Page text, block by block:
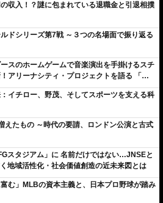
収入！？謎に包まれている退職金と引退相撲
ドシリーズ第7戦 ～３つの名場面で振り返る
スのホームゲームで音楽演出を手掛けるスチ
アリーナシティ・プロジェクトを語る 「楽
。川崎は、ずっと成長曲線だから」
イチロー、野茂、そしてスポーツを支える科
えたもの ～時代の要請、ロンドン公演と古式
スタジアム」に 名前だけではない…JNSEと
地域活性化・社会価値創造の近未来図とは
富む」MLBの資本主義と、日本プロ野球が踏み